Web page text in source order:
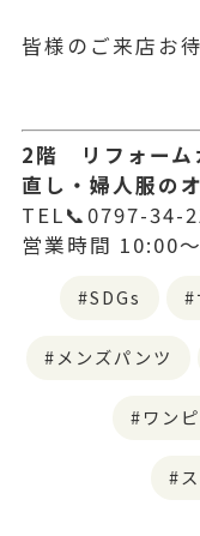
皆様のご来店お
2階 リフォーム
直し・婦人服の
TEL📞0797-34-
営業時間 10:00
SDGs
メンズパンツ
ワン